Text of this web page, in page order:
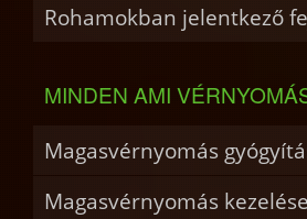
Rohamokban jelentkező
MINDEN AMI
Magasvérnyomás
Magasvérnyomás kezelése